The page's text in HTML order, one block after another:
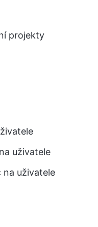
projekty
uživatele
na uživatele